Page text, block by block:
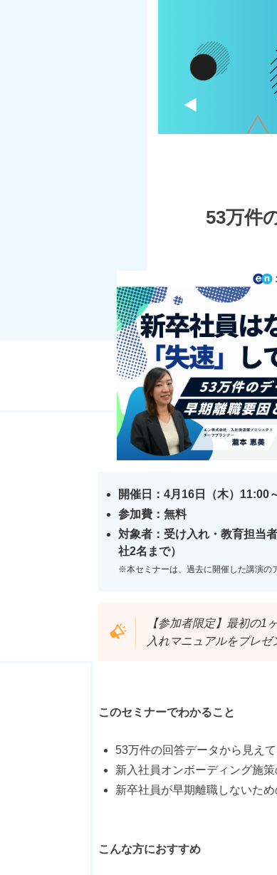
53万件
開催日：4月16日（木）11:00
参加費：無料
対象者：受け入れ・教育担当
社2名まで）
※本セミナーは、過去に開催した講演の
【参加者限定】最初の1
入れマニュアルをプレゼ
このセミナーでわかること
53万件の回答データから見え
新入社員オンボーディング施
新卒社員が早期離職しないた
こんな方におすすめ